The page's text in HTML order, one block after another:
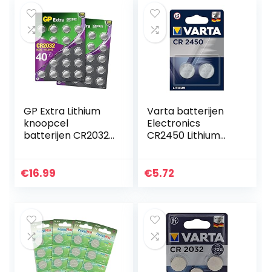
GP Extra Lithium
knoopcel
batterijen CR2032 |
CR2032 3V
€16.99
Varta batterijen
Electronics
CR2450 Lithium
stuks knoopcellen
€5.72